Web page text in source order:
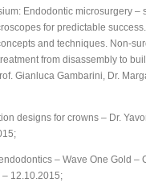
Endodontic microsurgery –
for predictable
and techniques. Non-
from disassembly to
Gianluca Gambarini, Dr.
designs for crowns – Dr.
– Wave One Gold –
– 12.10.2015;